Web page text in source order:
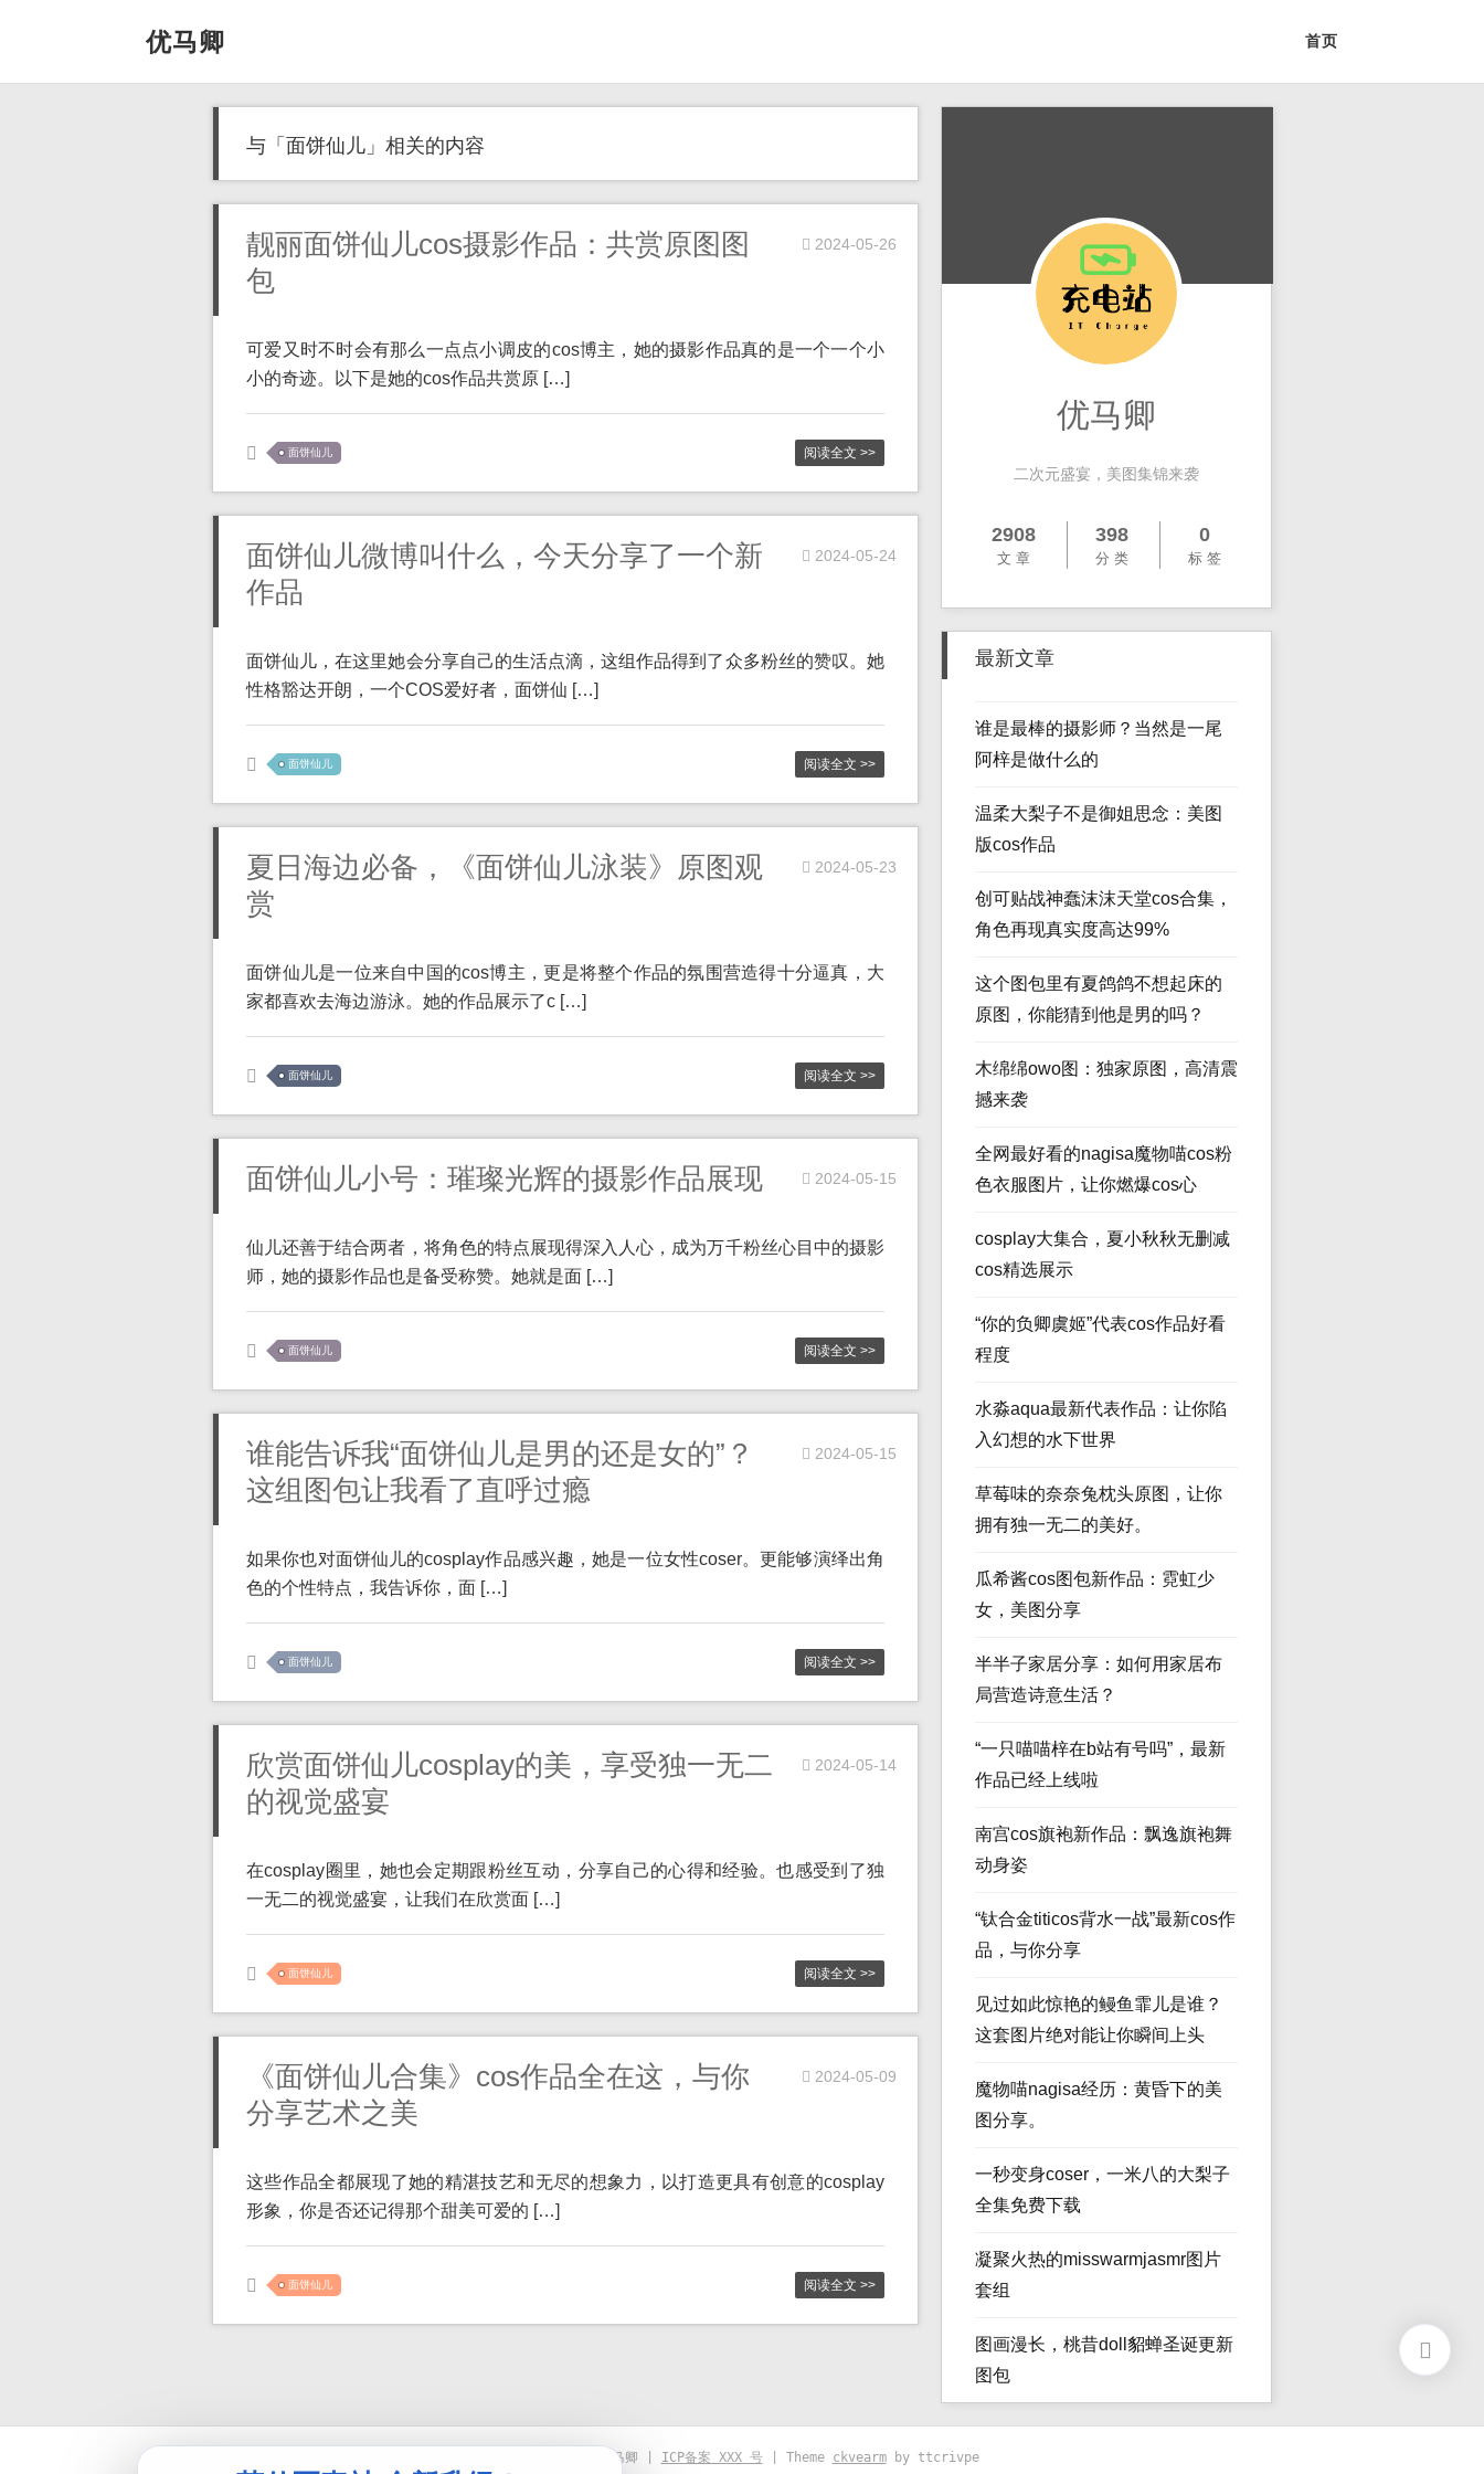
优马卿 首页
与「面饼仙儿」相关的内容
靓丽面饼仙儿cos摄影作品：共赏原图图
包
2024-05-26
可爱又时不时会有那么一点点小调皮的cos博主，她的摄影作品真的是一个一个小
小的奇迹。以下是她的cos作品共赏原 […]
面饼仙儿 阅读全文 >>
面饼仙儿微博叫什么，今天分享了一个新
作品
2024-05-24
面饼仙儿，在这里她会分享自己的生活点滴，这组作品得到了众多粉丝的赞叹。她
性格豁达开朗，一个COS爱好者，面饼仙 […]
面饼仙儿 阅读全文 >>
夏日海边必备，《面饼仙儿泳装》原图观
赏
2024-05-23
面饼仙儿是一位来自中国的cos博主，更是将整个作品的氛围营造得十分逼真，大
家都喜欢去海边游泳。她的作品展示了c […]
面饼仙儿 阅读全文 >>
面饼仙儿小号：璀璨光辉的摄影作品展现 2024-05-15
仙儿还善于结合两者，将角色的特点展现得深入人心，成为万千粉丝心目中的摄影
师，她的摄影作品也是备受称赞。她就是面 […]
面饼仙儿 阅读全文 >>
谁能告诉我“面饼仙儿是男的还是女的”？
这组图包让我看了直呼过瘾
2024-05-15
如果你也对面饼仙儿的cosplay作品感兴趣，她是一位女性coser。更能够演绎出角
色的个性特点，我告诉你，面 […]
面饼仙儿 阅读全文 >>
欣赏面饼仙儿cosplay的美，享受独一无二
的视觉盛宴
2024-05-14
在cosplay圈里，她也会定期跟粉丝互动，分享自己的心得和经验。也感受到了独
一无二的视觉盛宴，让我们在欣赏面 […]
面饼仙儿 阅读全文 >>
《面饼仙儿合集》cos作品全在这，与你
分享艺术之美
2024-05-09
这些作品全都展现了她的精湛技艺和无尽的想象力，以打造更具有创意的cosplay
形象，你是否还记得那个甜美可爱的 […]
面饼仙儿 阅读全文 >>
优马卿
二次元盛宴，美图集锦来袭
2908
文 章
398
分 类
0
标 签
最新文章
谁是最棒的摄影师？当然是一尾
阿梓是做什么的
温柔大梨子不是御姐思念：美图
版cos作品
创可贴战神蠢沫沫天堂cos合集，
角色再现真实度高达99%
这个图包里有夏鸽鸽不想起床的
原图，你能猜到他是男的吗？
木绵绵owo图：独家原图，高清震
撼来袭
全网最好看的nagisa魔物喵cos粉
色衣服图片，让你燃爆cos心
cosplay大集合，夏小秋秋无删减
cos精选展示
“你的负卿虞姬”代表cos作品好看
程度
水淼aqua最新代表作品：让你陷
入幻想的水下世界
草莓味的奈奈兔枕头原图，让你
拥有独一无二的美好。
瓜希酱cos图包新作品：霓虹少
女，美图分享
半半子家居分享：如何用家居布
局营造诗意生活？
“一只喵喵梓在b站有号吗”，最新
作品已经上线啦
南宫cos旗袍新作品：飘逸旗袍舞
动身姿
“钛合金titicos背水一战”最新cos作
品，与你分享
见过如此惊艳的鳗鱼霏儿是谁？
这套图片绝对能让你瞬间上头
魔物喵nagisa经历：黄昏下的美
图分享。
一秒变身coser，一米八的大梨子
全集免费下载
凝聚火热的misswarmjasmr图片
套组
图画漫长，桃昔doll貂蝉圣诞更新
图包
© 2021-2026 优马卿 | ICP备案 XXX 号| Theme ckvearmby ttcrivpe